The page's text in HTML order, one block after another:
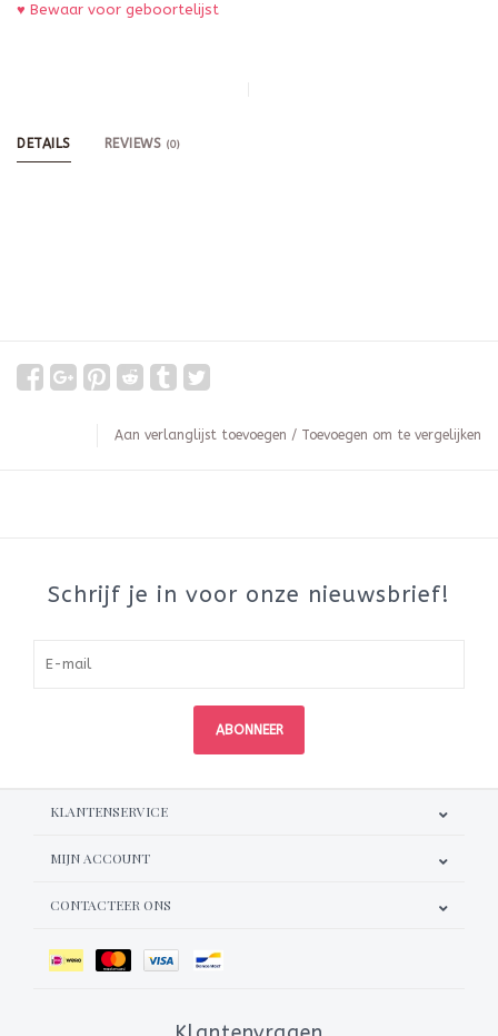
♥ Bewaar voor geboortelijst
DETAILS REVIEWS (0)
Aan verlanglijst toevoegen / Toevoegen om te vergelijken
Schrijf je in voor onze nieuwsbrief!
ABONNEER
KLANTENSERVICE
MIJN ACCOUNT
CONTACTEER ONS